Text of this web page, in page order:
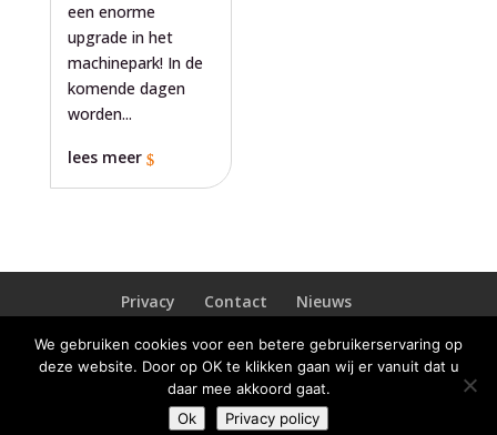
een enorme
upgrade in het
machinepark! In de
komende dagen
worden...
lees meer
Privacy Contact Nieuws
Concept en realisatie Ovimex Deventer. Wij zijn FSC®
gecertificeerd onder licentienummer FSC-CO23341
We gebruiken cookies voor een betere gebruikerservaring op
deze website. Door op OK te klikken gaan wij er vanuit dat u
daar mee akkoord gaat.
Ok
Privacy policy